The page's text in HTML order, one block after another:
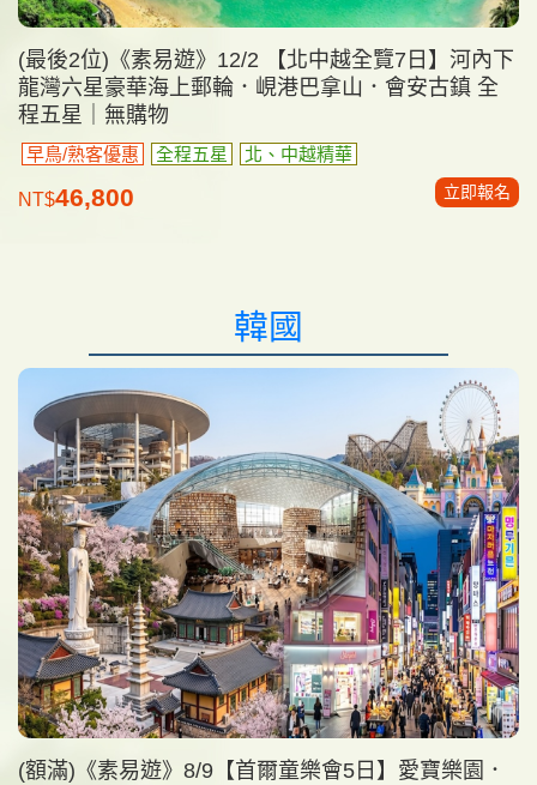
(最後2位)《素易遊》12/2 【北中越全覽7日】河內下
龍灣六星豪華海上郵輪．峴港巴拿山．會安古鎮 全
程五星｜無購物
早鳥/熟客優惠 全程五星 北、中越精華
NT$46,800 立即報名
韓國
(額滿)《素易遊》8/9【首爾童樂會5日】愛寶樂園．